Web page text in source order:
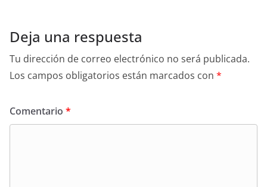
Deja una respuesta
Tu dirección de correo electrónico no será publicada.
Los campos obligatorios están marcados con *
Comentario *